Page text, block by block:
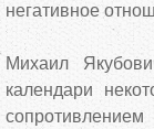
негативное
Михаил
календари